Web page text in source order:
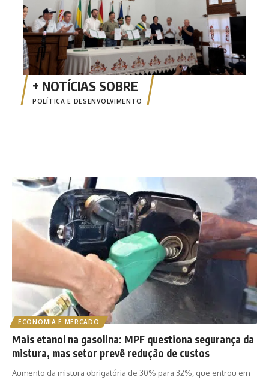
POLÍTICA E DESENVOLVIMENTO
ECONOMIA E MERCADO
Mais etanol na gasolina: MPF questiona segurança da
mistura, mas setor prevê redução de custos
Aumento da mistura obrigatória de 30% para 32%, que entrou em